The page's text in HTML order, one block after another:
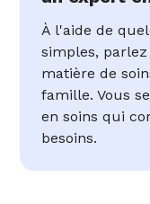
À l'aide de
simples,
matière de
famille. Vous
en soins qui
besoins.